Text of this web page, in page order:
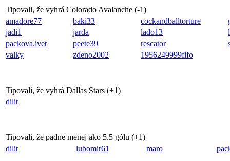
Tipovali, že vyhrá Colorado Avalanche (-1)
amadore77
baki33 cockandballtorture
jadi1
jarda lado13
packova.ivet
peete39 rescator
valky
zdeno2002 1956249999fifo
Tipovali, že vyhrá Dallas Stars (+1)
dilit
Tipovali, že padne menej ako 5.5 gólu (+1)
dilit
lubomir61 maro